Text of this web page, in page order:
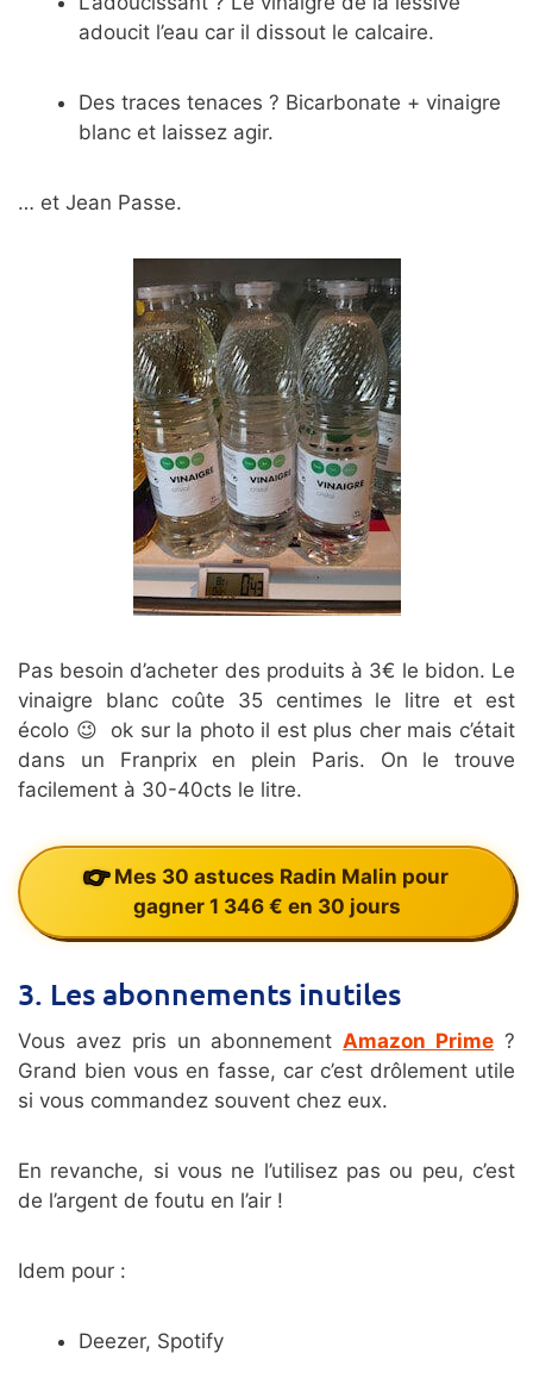
adoucit l’eau car il dissout le calcaire.
Des traces tenaces ? Bicarbonate + vinaigre
blanc et laissez agir.
… et Jean Passe.
Pas besoin d’acheter des produits à 3€ le bidon. Le
vinaigre blanc coûte 35 centimes le litre et est
écolo 😉 ok sur la photo il est plus cher mais c’était
dans un Franprix en plein Paris. On le trouve
facilement à 30-40cts le litre.
Mes 30 astuces Radin Malin pour
gagner 1 346 € en 30 jours
3. Les abonnements inutiles
Vous avez pris un abonnementAmazon Prime ?
Grand bien vous en fasse, car c’est drôlement utile
si vous commandez souvent chez eux.
En revanche, si vous ne l’utilisez pas ou peu, c’est
de l’argent de foutu en l’air !
Idem pour :
Deezer, Spotify